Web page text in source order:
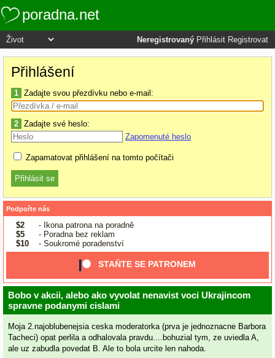
poradna.net
Neregistrovaný Přihlásit Registrovat
Přihlášení
1 Zadajte svou přezdívku nebo e-mail:
2 Zadajte své heslo:
Zapomenuté heslo
Zapamatovat přihlášení na tomto počítači
Podpořte nás
$2
- Ikona patrona na poradně
$5
- Poradna bez reklam
$10
- Soukromé poradenství
STAŇTE SE PATRONEM
Bobo v akcii, alebo ako vyvolat nenavist voci Ukrajincom
spravne podanymi cislami
Moja 2.najoblubenejsia ceska moderatorka (prva je jednoznacne Barbora
Tacheci) opat perlila a odhalovala pravdu....bohuzial tym, ze uviedla A,
ale uz zabudla povedat B. Ale to bola urcite len nahoda.